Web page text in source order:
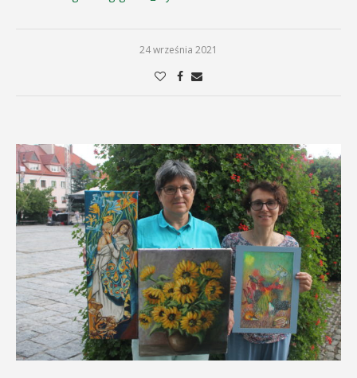
24 września 2021